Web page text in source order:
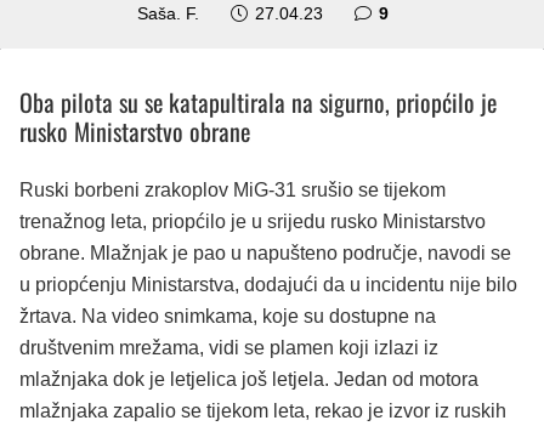
Saša. F. 27.04.23 9komentara
Oba pilota su se katapultirala na sigurno, priopćilo je
rusko Ministarstvo obrane
Ruski borbeni zrakoplov MiG-31 srušio se tijekom
trenažnog leta, priopćilo je u srijedu rusko Ministarstvo
obrane. Mlažnjak je pao u napušteno područje, navodi se
u priopćenju Ministarstva, dodajući da u incidentu nije bilo
žrtava. Na video snimkama, koje su dostupne na
društvenim mrežama, vidi se plamen koji izlazi iz
mlažnjaka dok je letjelica još letjela. Jedan od motora
mlažnjaka zapalio se tijekom leta, rekao je izvor iz ruskih